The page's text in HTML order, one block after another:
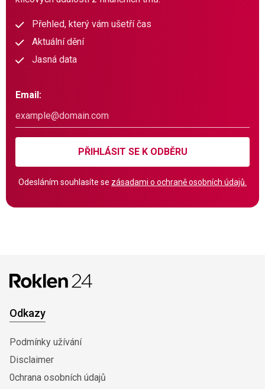
Přehled, který vám ušetří čas
Aktuální dění
Jasná data
Email:
PŘIHLÁSIT SE K ODBĚRU
Odesláním souhlasíte se zásadami o ochraně osobních údajů.
Odkazy
Podmínky užívání
Disclaimer
0chrana osobních údajů